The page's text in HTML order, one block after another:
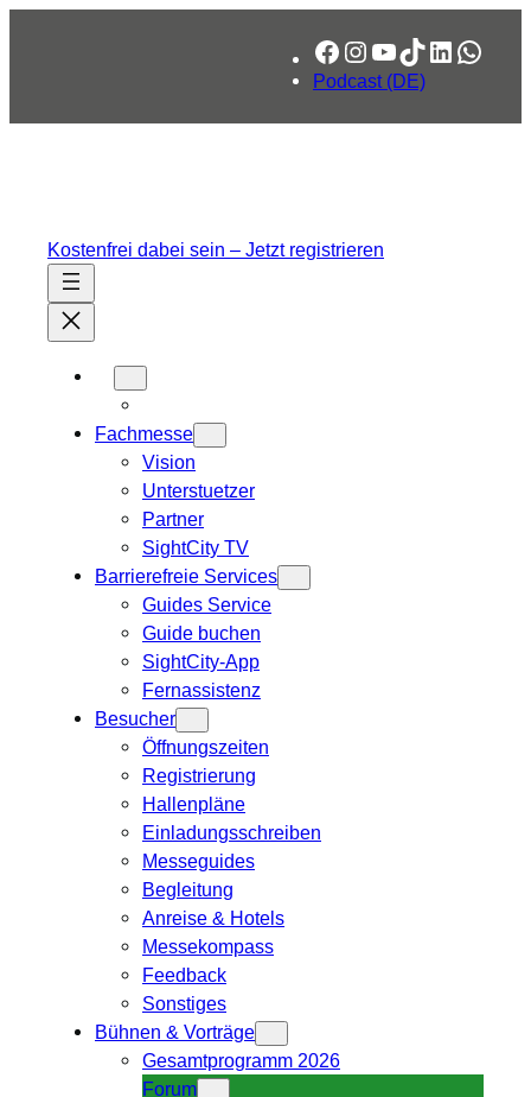
Facebook
Instagram
YouTube
TikTok
LinkedIn
Podcast (DE)
Kostenfrei dabei sein – Jetzt registrieren
Fachmesse
Vision
Unterstuetzer
Partner
SightCity TV
Barrierefreie Services
Guides Service
Guide buchen
SightCity-App
Fernassistenz
Besucher
Öffnungszeiten
Registrierung
Hallenpläne
Einladungsschreiben
Messeguides
Begleitung
Anreise & Hotels
Messekompass
Feedback
Sonstiges
Bühnen & Vorträge
Gesamtprogramm 2026
Forum